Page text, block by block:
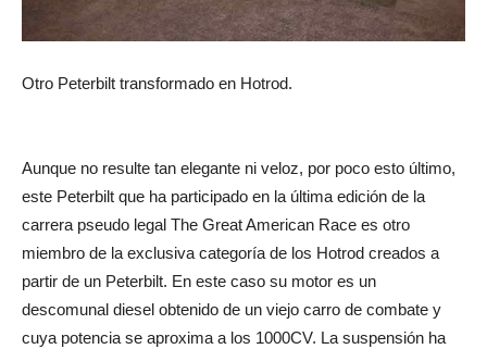
Otro Peterbilt transformado en Hotrod.
Aunque no resulte tan elegante ni veloz, por poco esto último,
este Peterbilt que ha participado en la última edición de la
carrera pseudo legal The Great American Race es otro
miembro de la exclusiva categoría de los Hotrod creados a
partir de un Peterbilt. En este caso su motor es un
descomunal diesel obtenido de un viejo carro de combate y
cuya potencia se aproxima a los 1000CV. La suspensión ha